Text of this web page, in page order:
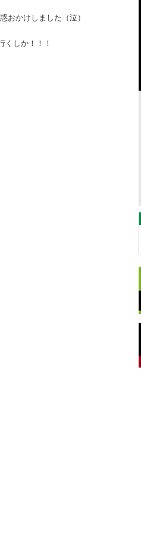
おかけしました（泣）
くしか！！！